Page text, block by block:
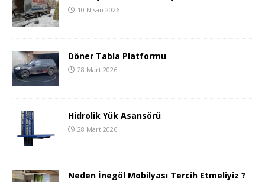
10 Nisan 2026
Döner Tabla Platformu
28 Mart 2026
Hidrolik Yük Asansörü
28 Mart 2026
Neden İnegöl Mobilyası Tercih Etmeliyiz ?